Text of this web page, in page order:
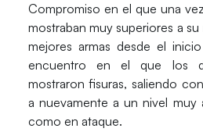
Compromiso en el que una
mostraban muy superiores a
mejores armas desde el
encuentro en el que los
mostraron fisuras, saliendo
a nuevamente a un nivel
como en ataque.